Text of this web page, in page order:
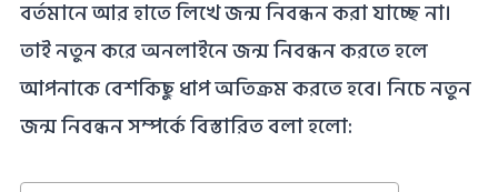
বর্তমানে আর হাতে লিখে জন্ম নিবন্ধন করা যাচ্ছে না।
তাই নতুন করে অনলাইনে জন্ম নিবন্ধন করতে হলে
আপনাকে বেশকিছু ধাপ অতিক্রম করতে হবে। নিচে নতুন
জন্ম নিবন্ধন সম্পর্কে বিস্তারিত বলা হলো: